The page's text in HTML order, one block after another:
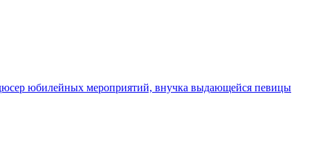
юбилейных мероприятий, внучка выдающейся певицы